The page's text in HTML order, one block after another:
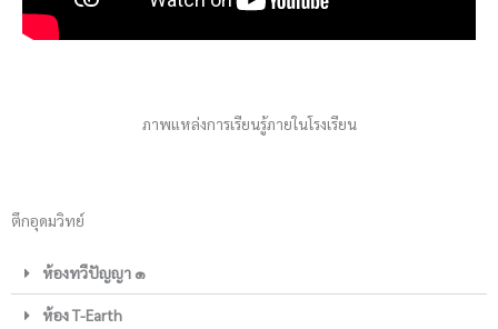
ภาพแหล่งการเรียนรู้ภายในโรงเรียน
ตึกอุดมวิทย์
ห้องทวีปัญญา ๑
ห้อง T-Earth